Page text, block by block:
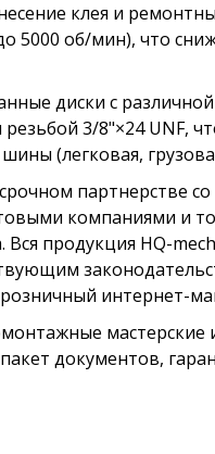
клея и
5000 об/мин), что
диски с
3/8"×24 UNF,
(легковая,
партнерстве
компаниями и
продукция HQ-
интернет-
мастерские
документов,